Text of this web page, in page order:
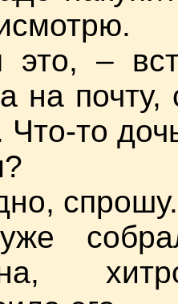
–
на
Что-то
спрошу.